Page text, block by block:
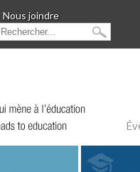
Nous joindre